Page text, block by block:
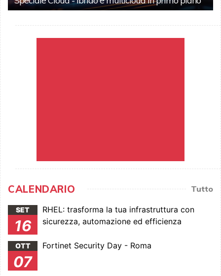
CALENDARIO Tutto
SET
16
RHEL: trasforma la tua infrastruttura con
sicurezza, automazione ed efficienza
OTT
07
Fortinet Security Day - Roma